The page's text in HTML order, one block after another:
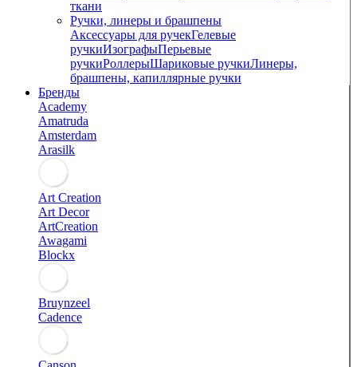
ткани
Ручки, линеры и брашпены
Аксессуары для ручекГелевые
ручкиИзографыПерьевые
ручкиРоллерыШариковые ручкиЛинеры,
брашпены, капиллярные ручки
Бренды
Academy
Amatruda
Amsterdam
Arasilk
Art Creation
Art Decor
ArtCreation
Awagami
Blockx
Bruynzeel
Cadence